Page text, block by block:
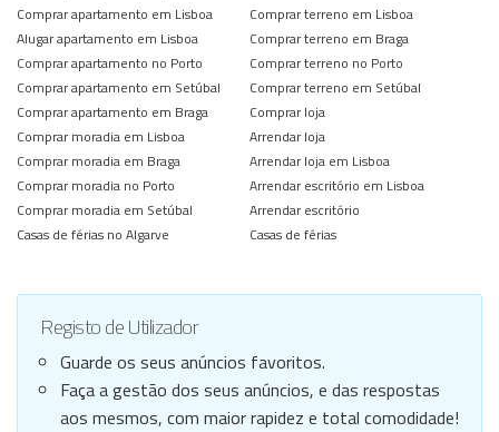
Comprar apartamento em Lisboa
Alugar apartamento em Lisboa
Comprar apartamento no Porto
Comprar apartamento em Setúbal
Comprar apartamento em Braga
Comprar moradia em Lisboa
Comprar moradia em Braga
Comprar moradia no Porto
Comprar moradia em Setúbal
Casas de férias no Algarve
Comprar terreno em Lisboa
Comprar terreno em Braga
Comprar terreno no Porto
Comprar terreno em Setúbal
Comprar loja
Arrendar loja
Arrendar loja em Lisboa
Arrendar escritório em Lisboa
Arrendar escritório
Casas de férias
Registo de Utilizador
Guarde os seus anúncios favoritos.
Faça a gestão dos seus anúncios, e das respostas
aos mesmos, com maior rapidez e total comodidade!